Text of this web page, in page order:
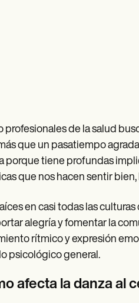
profesionales de la salud
que un pasatiempo
porque tiene profundas
que nos hacen sentir
en casi todas las
alegría y fomentar la
rítmico y expresión
psicológico general.
afecta la danza al